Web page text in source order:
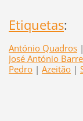
Etiquetas:
António Quadros |
José António
Pedro | Azeitão |